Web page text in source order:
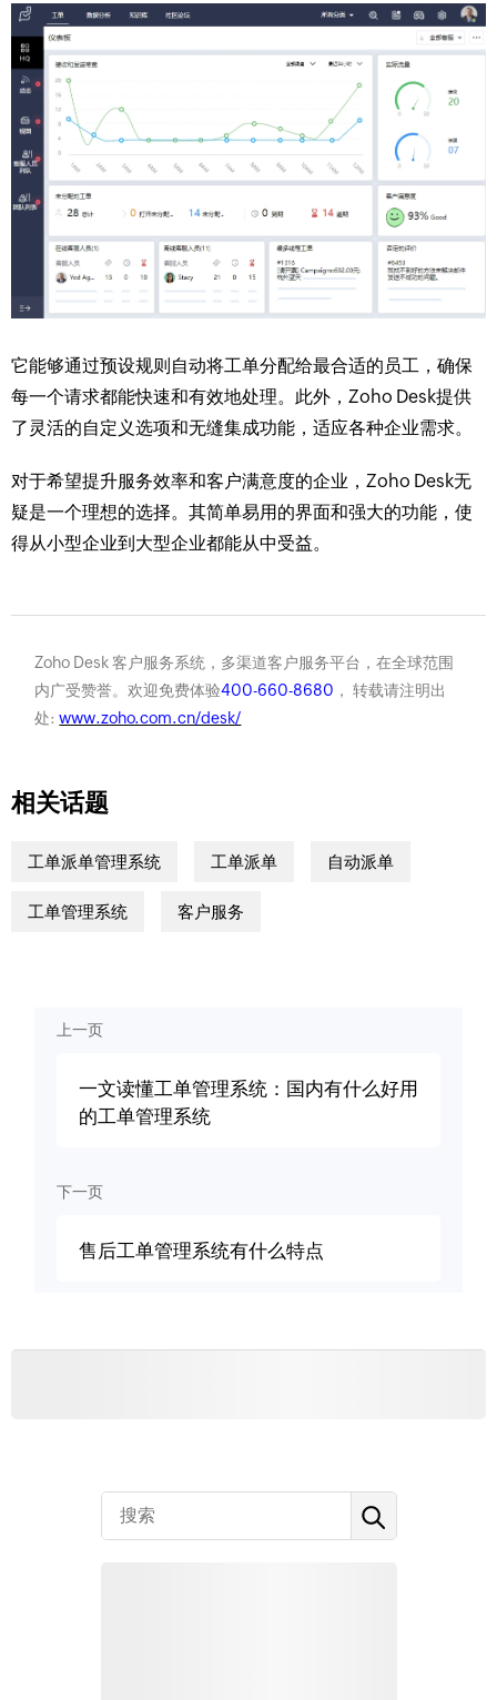
它能够通过预设规则自动将工单分配给最合适的员工，确保
每一个请求都能快速和有效地处理。此外，Zoho Desk提供
了灵活的自定义选项和无缝集成功能，适应各种企业需求。
对于希望提升服务效率和客户满意度的企业，Zoho Desk无
疑是一个理想的选择。其简单易用的界面和强大的功能，使
得从小型企业到大型企业都能从中受益。
Zoho Desk 客户服务系统，多渠道客户服务平台，在全球范围
内广受赞誉。欢迎免费体验400-660-8680 ， 转载请注明出
处:www.zoho.com.cn/desk/
相关话题
工单派单管理系统 工单派单 自动派单
工单管理系统 客户服务
上一页
一文读懂工单管理系统：国内有什么好用
的工单管理系统
下一页
售后工单管理系统有什么特点